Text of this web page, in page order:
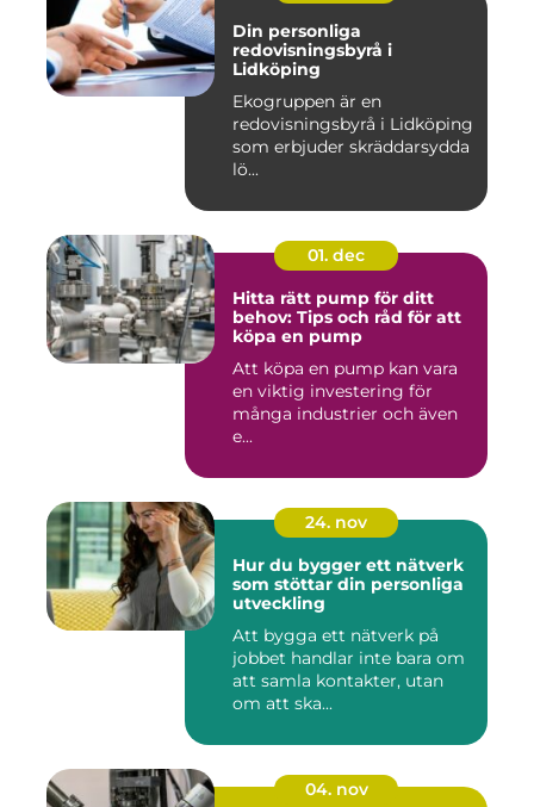
Din personliga
redovisningsbyrå i
Lidköping
Ekogruppen är en
redovisningsbyrå i Lidköping
som erbjuder skräddarsydda
lö...
01. dec
Hitta rätt pump för ditt
behov: Tips och råd för att
köpa en pump
Att köpa en pump kan vara
en viktig investering för
många industrier och även
e...
24. nov
Hur du bygger ett nätverk
som stöttar din personliga
utveckling
Att bygga ett nätverk på
jobbet handlar inte bara om
att samla kontakter, utan
om att ska...
04. nov